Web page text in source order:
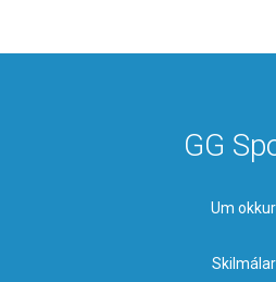
GG
Um okkur
Skilmálar